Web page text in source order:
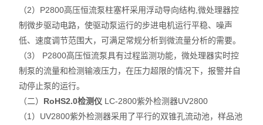
（2）P2800高压恒流泵柱塞杆采用浮动导向结构,微处理器控
制微步驱动电路，使驱动泵运行的步进电机运行平稳、噪声
低、速度调节范围大，可满足常规分析到微流量分析的需要。
（3） P2800高压恒流泵具有过程监测功能，微处理器实时控
制泵的流量和检测输液压力，在压力超限的情况下，报警并自
动停止泵的运行。
（二） RoHS2.0检测仪 LC-2800紫外检测器UV2800
（1）UV2800紫外检测器采用了平行的双锥孔流动池，样品池